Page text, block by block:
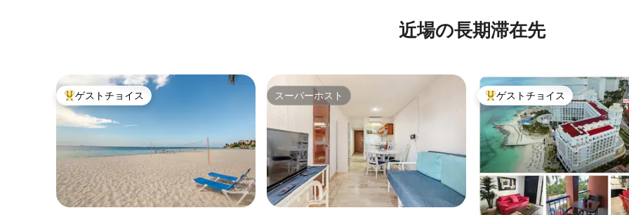
近場の長期滞在先
大好評のゲストチョイスです。
ゲストチョイス スーパーホスト
スーパーホスト 大好評のゲストチョイスです。
ゲストチョイス